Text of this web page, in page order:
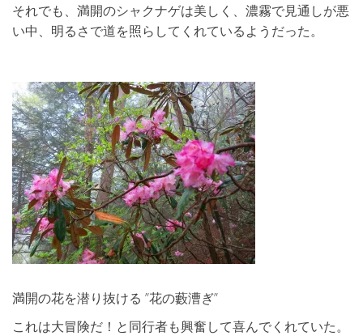
それでも、満開のシャクナゲは美しく、濃霧で見通しが悪
い中、明るさで道を照らしてくれているようだった。
満開の花を潜り抜ける ”花の藪漕ぎ”
これは大冒険だ！と同行者も興奮して喜んでくれていた。